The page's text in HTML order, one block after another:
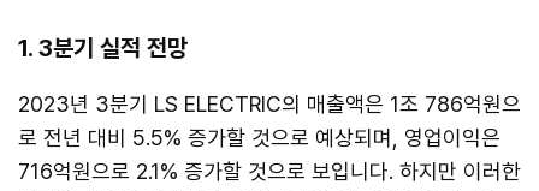
1. 3분기 실적 전망
2023년 3분기 LS ELECTRIC의 매출액은 1조 786억원으
로 전년 대비 5.5% 증가할 것으로 예상되며, 영업이익은
716억원으로 2.1% 증가할 것으로 보입니다. 하지만 이러한